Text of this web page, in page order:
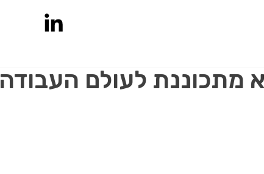
מתכוננת לעולם העבודה